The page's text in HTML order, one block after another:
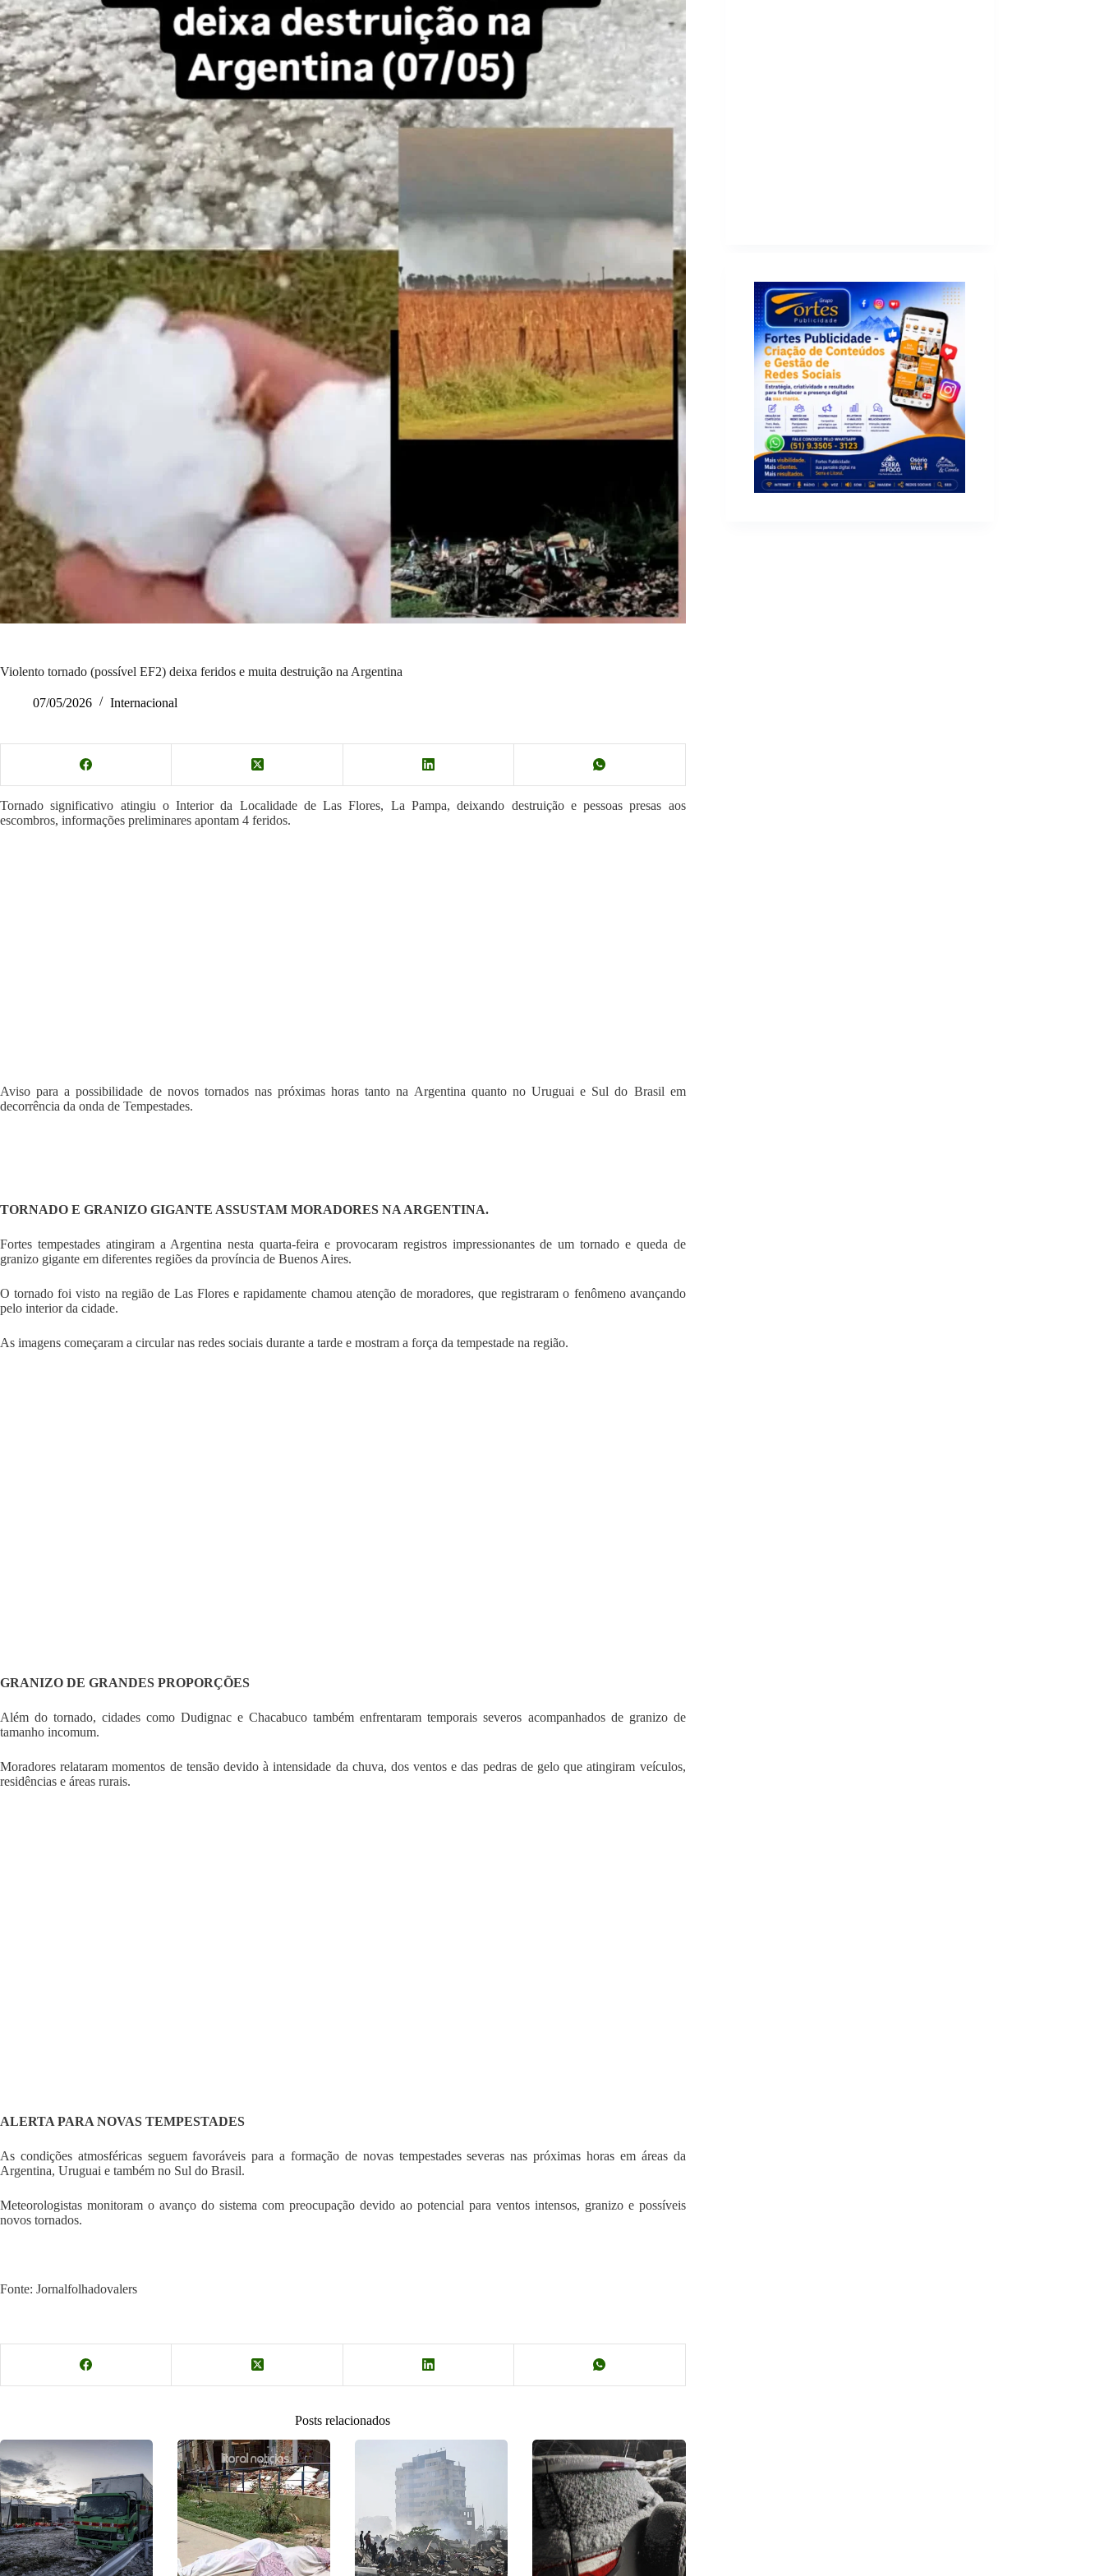
Violento tornado (possível EF2) deixa feridos e muita destruição na Argentina
07/05/2026 Internacional
Tornado significativo atingiu o Interior da Localidade de Las Flores, La Pampa, deixando destruição e pessoas presas aos
escombros, informações preliminares apontam 4 feridos.
Aviso para a possibilidade de novos tornados nas próximas horas tanto na Argentina quanto no Uruguai e Sul do Brasil em
decorrência da onda de Tempestades.
TORNADO E GRANIZO GIGANTE ASSUSTAM MORADORES NA ARGENTINA.
Fortes tempestades atingiram a Argentina nesta quarta-feira e provocaram registros impressionantes de um tornado e queda de
granizo gigante em diferentes regiões da província de Buenos Aires.
O tornado foi visto na região de Las Flores e rapidamente chamou atenção de moradores, que registraram o fenômeno avançando
pelo interior da cidade.
As imagens começaram a circular nas redes sociais durante a tarde e mostram a força da tempestade na região.
GRANIZO DE GRANDES PROPORÇÕES
Além do tornado, cidades como Dudignac e Chacabuco também enfrentaram temporais severos acompanhados de granizo de
tamanho incomum.
Moradores relataram momentos de tensão devido à intensidade da chuva, dos ventos e das pedras de gelo que atingiram veículos,
residências e áreas rurais.
ALERTA PARA NOVAS TEMPESTADES
As condições atmosféricas seguem favoráveis para a formação de novas tempestades severas nas próximas horas em áreas da
Argentina, Uruguai e também no Sul do Brasil.
Meteorologistas monitoram o avanço do sistema com preocupação devido ao potencial para ventos intensos, granizo e possíveis
novos tornados.
Fonte: Jornalfolhadovalers
Posts relacionados